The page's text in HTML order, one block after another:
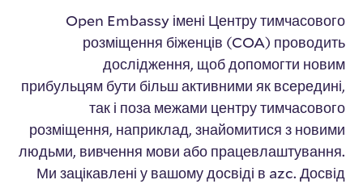
Open Embassy імені Центру тимчасового
розміщення біженців (COA) проводить
дослідження, щоб допомогти новим
прибульцям бути більш активними як всередині,
так і поза межами центру тимчасового
розміщення, наприклад, знайомитися з новими
людьми, вивчення мови або працевлаштування.
Ми зацікавлені у вашому досвіді в azc. Досвід